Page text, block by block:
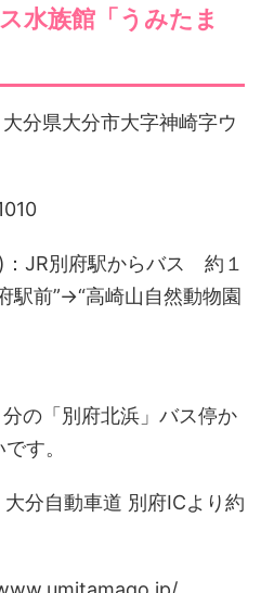
水族館「うみたま
分県大分市大字神崎字ウ
JR別府駅からバス 約１
駅前”→“高崎山自然動物園
の「別府北浜」バス停か
す。
分自動車道 別府ICより約